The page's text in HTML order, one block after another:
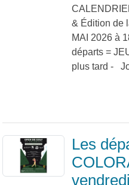
& Édition de
MAI 2026 à
départs =
plus tard -
Les